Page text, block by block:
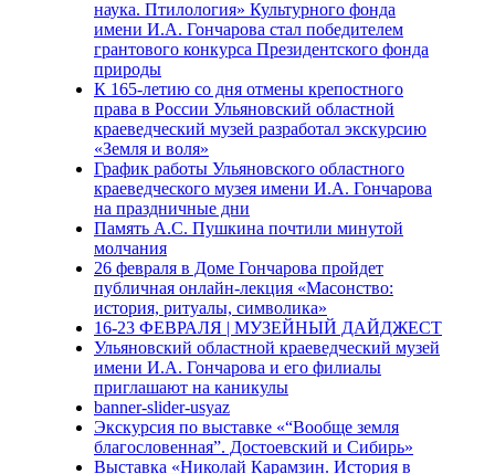
наука. Птилология» Культурного фонда
имени И.А. Гончарова стал победителем
грантового конкурса Президентского фонда
природы
К 165-летию со дня отмены крепостного
права в России Ульяновский областной
краеведческий музей разработал экскурсию
«Земля и воля»
График работы Ульяновского областного
краеведческого музея имени И.А. Гончарова
на праздничные дни
Память А.С. Пушкина почтили минутой
молчания
26 февраля в Доме Гончарова пройдет
публичная онлайн-лекция «Масонство:
история, ритуалы, символика»
16-23 ФЕВРАЛЯ | МУЗЕЙНЫЙ ДАЙДЖЕСТ
Ульяновский областной краеведческий музей
имени И.А. Гончарова и его филиалы
приглашают на каникулы
banner-slider-usyaz
Экскурсия по выставке «“Вообще земля
благословенная”. Достоевский и Сибирь»
Выставка «Николай Карамзин. История в